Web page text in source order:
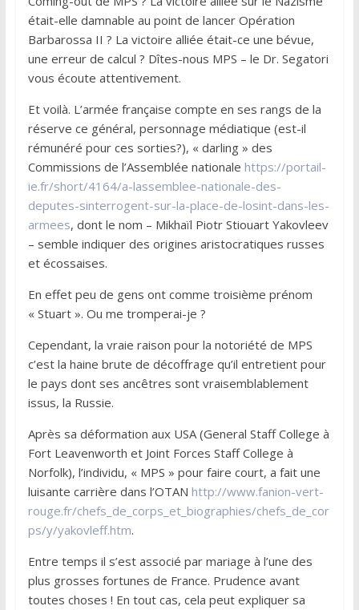
était-elle damnable au point de lancer Opération
Barbarossa II ? La victoire alliée était-ce une bévue,
une erreur de calcul ? Dîtes-nous MPS – le Dr. Segatori
vous écoute attentivement.
Et voilà. L’armée française compte en ses rangs de la
réserve ce général, personnage médiatique (est-il
rémunéré pour ces sorties?), « darling » des
Commissions de l’Assemblée nationale https://portail-
ie.fr/short/4164/a-lassemblee-nationale-des-
deputes-sinterrogent-sur-la-place-de-losint-dans-les-
armees, dont le nom – Mikhaïl Piotr Stiouart Yakovleev
– semble indiquer des origines aristocratiques russes
et écossaises.
En effet peu de gens ont comme troisième prénom
« Stuart ». Ou me tromperai-je ?
Cependant, la vraie raison pour la notoriété de MPS
c’est la haine brute de décoffrage qu’il entretient pour
le pays dont ses ancêtres sont vraisemblablement
issus, la Russie.
Après sa déformation aux USA (General Staff College à
Fort Leavenworth et Joint Forces Staff College à
Norfolk), l’individu, « MPS » pour faire court, a fait une
luisante carrière dans l’OTAN http://www.fanion-vert-
rouge.fr/chefs_de_corps_et_biographies/chefs_de_cor
ps/y/yakovleff.htm.
Entre temps il s’est associé par mariage à l’une des
plus grosses fortunes de France. Prudence avant
toutes choses ! En tout cas, cela peut expliquer sa